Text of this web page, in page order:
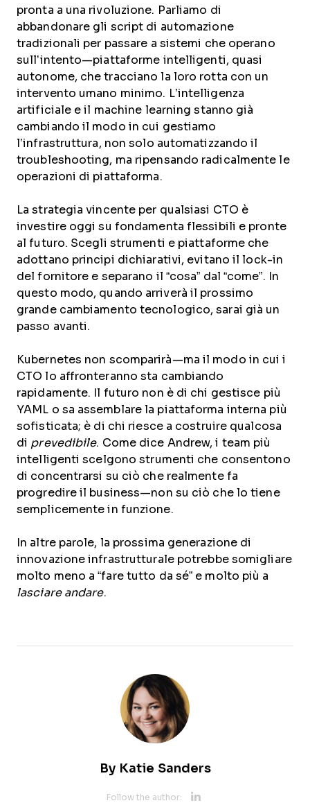
pronta a una rivoluzione. Parliamo di
abbandonare gli script di automazione
tradizionali per passare a sistemi che operano
sull’intento—piattaforme intelligenti, quasi
autonome, che tracciano la loro rotta con un
intervento umano minimo. L’intelligenza
artificiale e il machine learning stanno già
cambiando il modo in cui gestiamo
l’infrastruttura, non solo automatizzando il
troubleshooting, ma ripensando radicalmente le
operazioni di piattaforma.
La strategia vincente per qualsiasi CTO è
investire oggi su fondamenta flessibili e pronte
al futuro. Scegli strumenti e piattaforme che
adottano principi dichiarativi, evitano il lock-in
del fornitore e separano il “cosa” dal “come”. In
questo modo, quando arriverà il prossimo
grande cambiamento tecnologico, sarai già un
passo avanti.
Kubernetes non scomparirà—ma il modo in cui i
CTO lo affronteranno sta cambiando
rapidamente. Il futuro non è di chi gestisce più
YAML o sa assemblare la piattaforma interna più
sofisticata; è di chi riesce a costruire qualcosa
di prevedibile. Come dice Andrew, i team più
intelligenti scelgono strumenti che consentono
di concentrarsi su ciò che realmente fa
progredire il business—non su ciò che lo tiene
semplicemente in funzione.
In altre parole, la prossima generazione di
innovazione infrastrutturale potrebbe somigliare
molto meno a “fare tutto da sé” e molto più a
lasciare andare.
By Katie Sanders
Follow the author: